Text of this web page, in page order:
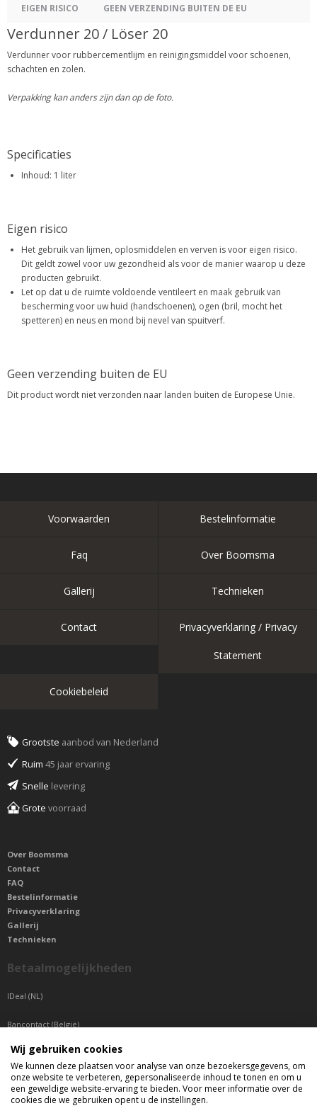
EIGEN RISICO GEEN VERZENDING BUITEN DE EU
Verdunner 20 / Löser 20
Verdunner voor rubbercementlijm en reinigingsmiddel voor schoenen,
schachten en zolen.
Verpakking kan anders zijn dan op de foto.
Specificaties
Inhoud: 1 liter
Eigen risico
Het gebruik van lijmen, oplosmiddelen en verven is voor eigen risico.
Dit geldt zowel voor uw gezondheid als voor de manier waarop u deze
producten gebruikt.
Let op dat u de ruimte voldoende ventileert en maak gebruik van
bescherming voor uw huid (handschoenen), ogen (bril, mocht het
spetteren) en neus en mond bij nevel van spuitverf.
Geen verzending buiten de EU
Dit product wordt niet verzonden naar landen buiten de Europese Unie.
Voorwaarden Bestelinformatie
Faq Over Boomsma
Gallerij Technieken
Contact Privacyverklaring / Privacy
Statement
Cookiebeleid
Grootste aanbod van Nederland
Ruim 45 jaar ervaring
Snelle levering
Grote voorraad
Over Boomsma
Contact
FAQ
Bestelinformatie
Privacyverklaring
Gallerij
Technieken
Betaalmogelijkheden
IDeal (NL)
Bancontact (België)
Sepa betaling (Overige landen)
Telefonisch bereikbaar
Wij gebruiken cookies
We kunnen deze plaatsen voor analyse van onze bezoekersgegevens, om
onze website te verbeteren, gepersonaliseerde inhoud te tonen en om u
een geweldige website-ervaring te bieden. Voor meer informatie over de
cookies die we gebruiken opent u de instellingen.